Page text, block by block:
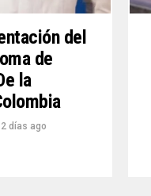
del
de
la
2 días ago